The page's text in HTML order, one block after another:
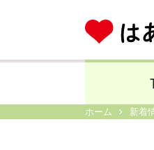
ホーム 新着